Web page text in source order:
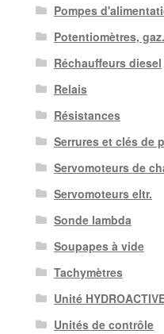
Pompes
Potentiomètres,
Réchauffeurs diesel
Relais
Résistances
Serrures et clés de
Servomoteurs de
Servomoteurs eltr.
Sonde lambda
Soupapes à vide
Tachymètres
Unité
Unités de contrôle